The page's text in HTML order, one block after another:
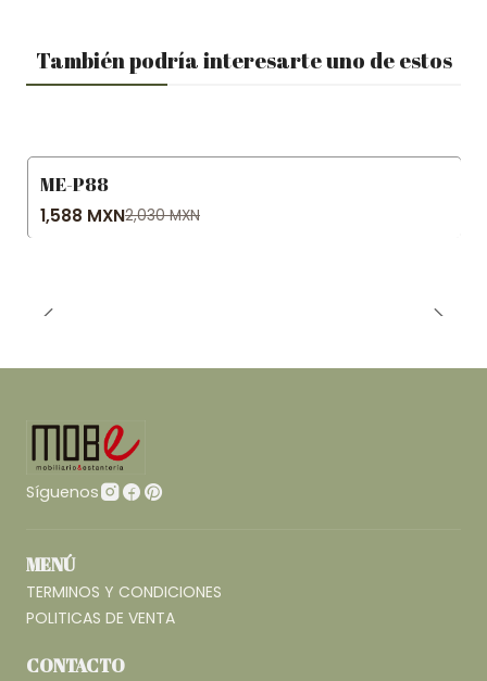
También podría interesarte uno de estos
-22% OFF
ME-P88
1,588 MXN2,030 MXN
Síguenos
MENÚ
TERMINOS Y CONDICIONES
POLITICAS DE VENTA
CONTACTO